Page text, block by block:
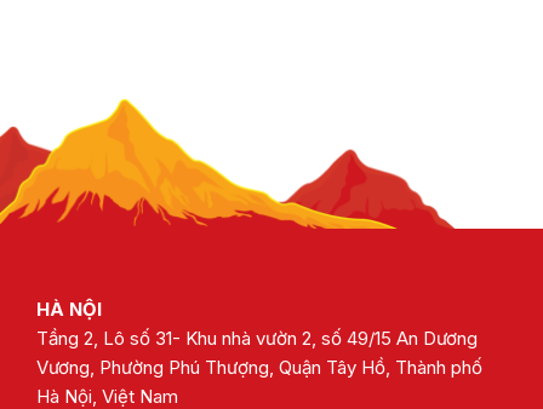
HÀ NỘI
Tầng 2, Lô số 31- Khu nhà vườn 2, số 49/15 An Dương
Vương, Phường Phú Thượng, Quận Tây Hồ, Thành phố
Hà Nội, Việt Nam